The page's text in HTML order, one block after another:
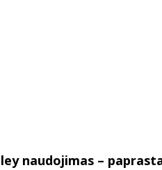
naudojimas –